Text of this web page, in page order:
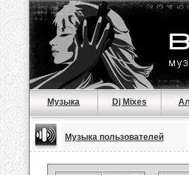
Музыка Dj Mixes
Музыка пользователей